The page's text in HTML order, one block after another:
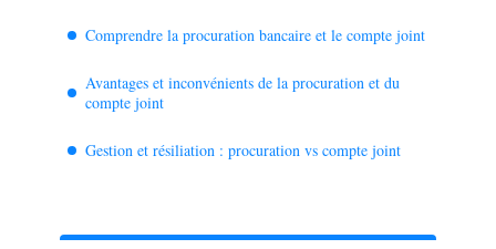
Comprendre la procuration bancaire et le compte joint
Avantages et inconvénients de la procuration et du
compte joint
Gestion et résiliation : procuration vs compte joint